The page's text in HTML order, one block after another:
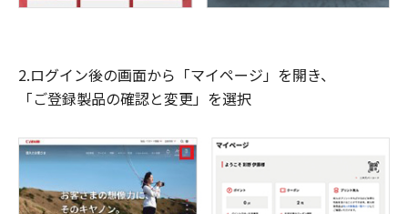
2.ログイン後の画面から「マイページ」を開き、
「ご登録製品の確認と変更」を選択